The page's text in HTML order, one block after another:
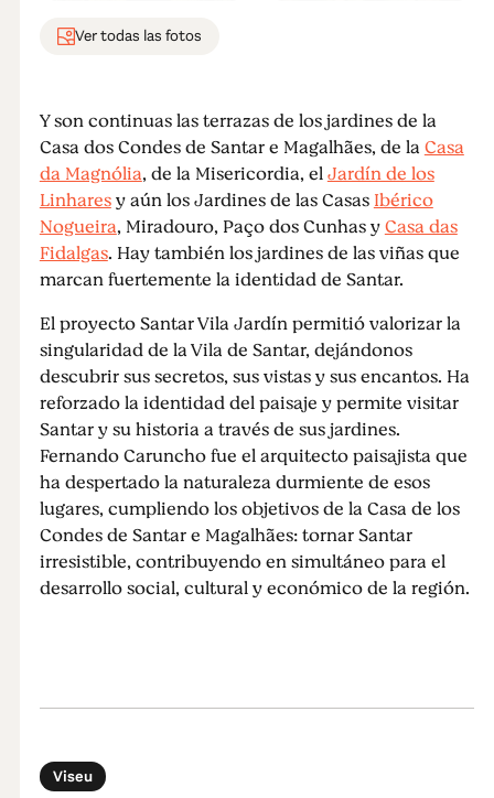
Ver todas las fotos
Y son continuas las terrazas de los jardines de la
Casa dos Condes de Santar e Magalhães, de la Casa
da Magnólia, de la Misericordia, elJardín de los
Linharesy aún los Jardines de las Casas Ibérico
Nogueira, Miradouro, Paço dos Cunhas yCasa das
Fidalgas. Hay también los jardines de las viñas que
marcan fuertemente la identidad de Santar.
El proyecto Santar Vila Jardín permitió valorizar la
singularidad de la Vila de Santar, dejándonos
descubrir sus secretos, sus vistas y sus encantos. Ha
reforzado la identidad del paisaje y permite visitar
Santar y su historia a través de sus jardines.
Fernando Caruncho fue el arquitecto paisajista que
ha despertado la naturaleza durmiente de esos
lugares, cumpliendo los objetivos de la Casa de los
Condes de Santar e Magalhães: tornar Santar
irresistible, contribuyendo en simultáneo para el
desarrollo social, cultural y económico de la región.
Viseu